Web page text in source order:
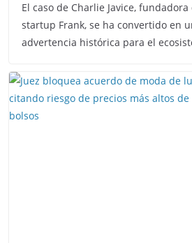
El caso de Charlie Javice, fundadora
startup Frank, se ha convertido en
advertencia histórica para el